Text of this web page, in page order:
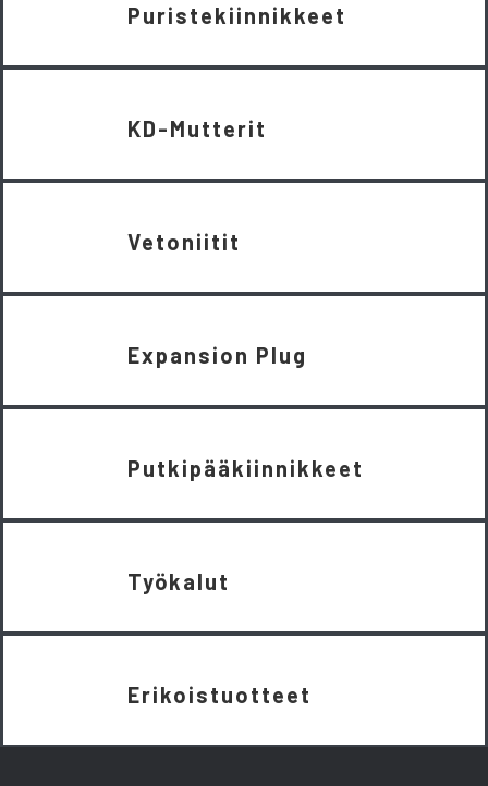
Puristekiinnikkeet
KD-Mutterit
Vetoniitit
Expansion Plug
Putkipääkiinnikkeet
Työkalut
Erikoistuotteet